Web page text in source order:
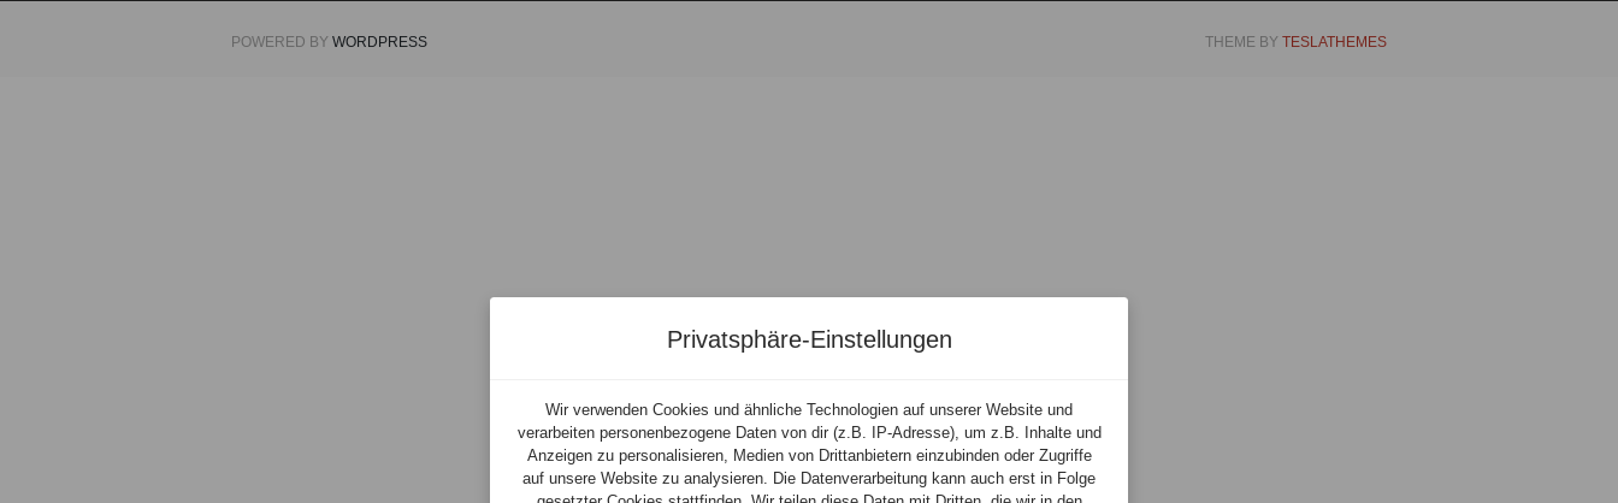
POWERED BY WORDPRESS THEME BY TESLATHEMES
Zu
Privatsphäre-Einstellungen
Wir verwenden Cookies und ähnliche Technologien auf unserer Website und
verarbeiten personenbezogene Daten von dir (z.B. IP-Adresse), um z.B. Inhalte und
Anzeigen zu personalisieren, Medien von Drittanbietern einzubinden oder Zugriffe
auf unsere Website zu analysieren. Die Datenverarbeitung kann auch erst in Folge